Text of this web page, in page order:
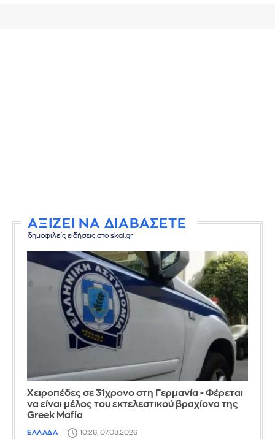
ΑΞΙΖΕΙ ΝΑ ΔΙΑΒΑΣΕΤΕ
δημοφιλείς ειδήσεις στο skai.gr
Χειροπέδες σε 31χρονο στη Γερμανία - Φέρεται
να είναι μέλος του εκτελεστικού βραχίονα της
Greek Mafia
ΕΛΛΑΔΑ 10:26, 07.08.2026